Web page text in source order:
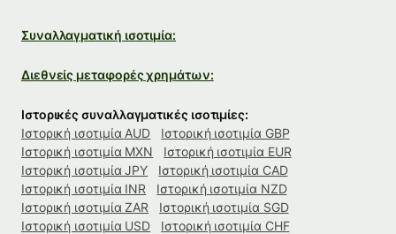
Συναλλαγματική ισοτιμία:
Διεθνείς μεταφορές χρημάτων:
Ιστορικές συναλλαγματικές ισοτιμίες:
Ιστορική ισοτιμία AUD
Ιστορική ισοτιμία GBP
Ιστορική ισοτιμία MXN
Ιστορική ισοτιμία EUR
Ιστορική ισοτιμία JPY
Ιστορική ισοτιμία CAD
Ιστορική ισοτιμία INR
Ιστορική ισοτιμία NZD
Ιστορική ισοτιμία ZAR
Ιστορική ισοτιμία SGD
Ιστορική ισοτιμία USD
Ιστορική ισοτιμία CHF